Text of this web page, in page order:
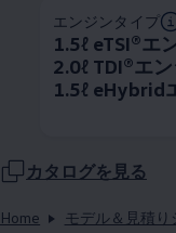
エンジンタイプ
1.5ℓ eTSI®エ
2.0ℓ TDI®エ
1.5ℓ eHybrid
カタログを見る
Home モデル＆見積り